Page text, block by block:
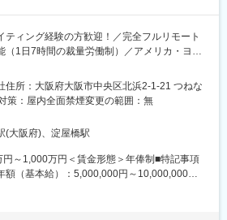
ます。業界関連のセミナーにも参加すること
同じレベルの業界知識とマーケット感をアッ
です。
め、拠点（東京・大阪）の近くにお住まいで
だけます。
も自由なので、例えばお子様がおられる方の
やご都合に合わせて業務時間を調整できま
るよう業務管理を行う必要はありますが、裁
できます）
ィング経験の方歓迎！／完全フルリモート
（1日7時間の裁量労働制）／アメリカ・ヨー
験総括報告書、承認申請資料（CTDなど）の
品開発における各種ドキュメント作成業務
お任せします。
住所：大阪府大阪市中央区北浜2-1-21 つねな
策：屋内全面禁煙変更の範囲：無
(大阪府)、淀屋橋駅
円～1,000万円＜賃金形態＞年俸制■特記事項
額（基本給）：5,000,000円～10,000,000円